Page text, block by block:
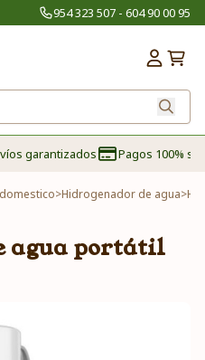
954 323 507 - 604 90 00 95
garantizados Pagos 100%
>Hidrogenador de agua>
agua portátil